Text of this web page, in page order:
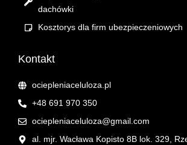
dachówki
Kosztorys dla firm ubezpieczeniowych
Kontakt
ociepleniaceluloza.pl
+48 691 970 350
ociepleniaceluloza@gmail.com
al. mjr. Wacława Kopisto 8B lok. 329,